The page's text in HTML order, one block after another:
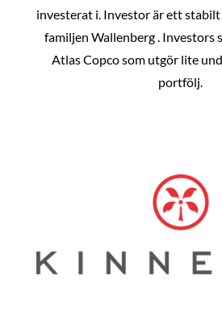
investerat i. Investor är ett stabilt
familjen Wallenberg . Investors
Atlas Copco som utgör lite
portfölj.